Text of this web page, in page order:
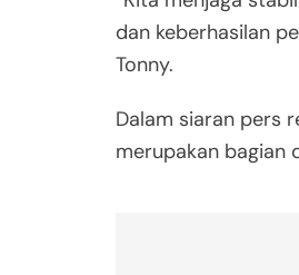
dan keberhasilan
Tonny.
Dalam siaran pers
merupakan bagian